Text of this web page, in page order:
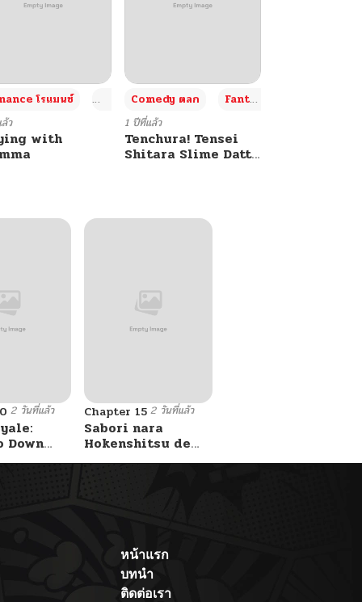
+4
โรแมนซ์ Adult ผู้ใหญ่ +4
ว
with
Comedy ตลก Fantasy แฟนตาซี
1 ปีที่แล้ว
Tenchura! Tensei
Shitara Slime Datta
2 วันที่แล้ว
Down
Fight!
Chapter 15 2 วันที่แล้ว
Sabori nara
Hokenshitsu de
Douzo?
หน้าแรก
บทนำ
ติดต่อเรา